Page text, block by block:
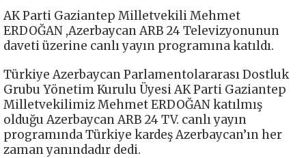
AK Parti Gaziantep Milletvekili Mehmet
ERDOĞAN ,Azerbaycan ARB 24 Televizyonunun
daveti üzerine canlı yayın programına katıldı.
Türkiye Azerbaycan Parlamentolararası Dostluk
Grubu Yönetim Kurulu Üyesi AK Parti Gaziantep
Milletvekilimiz Mehmet ERDOĞAN katılmış
olduğu Azerbaycan ARB 24 TV. canlı yayın
programında Türkiye kardeş Azerbaycan’ın her
zaman yanındadır dedi.